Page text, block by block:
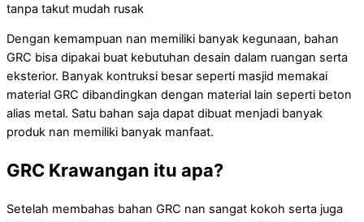
tanpa takut mudah rusak
Dengan kemampuan nan memiliki banyak kegunaan, bahan
GRC bisa dipakai buat kebutuhan desain dalam ruangan serta
eksterior. Banyak kontruksi besar seperti masjid memakai
material GRC dibandingkan dengan material lain seperti beton
alias metal. Satu bahan saja dapat dibuat menjadi banyak
produk nan memiliki banyak manfaat.
GRC Krawangan itu apa?
Setelah membahas bahan GRC nan sangat kokoh serta juga